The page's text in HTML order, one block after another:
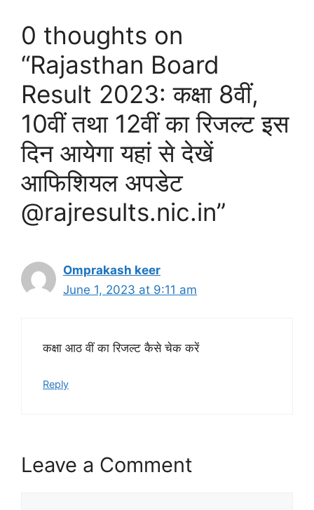
0 thoughts on
“Rajasthan Board
Result 2023: कक्षा 8वीं,
10वीं तथा 12वीं का रिजल्ट इस
दिन आयेगा यहां से देखें
आफिशियल अपडेट
@rajresults.nic.in”
Omprakash keer
June 1, 2023 at 9:11 am
कक्षा आठ वीं का रिजल्ट कैसे चेक करें
Reply
Leave a Comment